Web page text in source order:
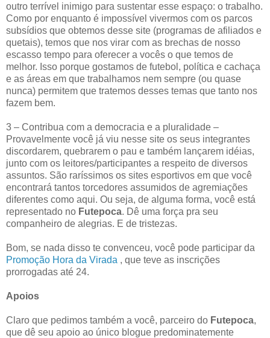
outro terrível inimigo para sustentar esse espaço: o trabalho.
Como por enquanto é impossível vivermos com os parcos
subsídios que obtemos desse site (programas de afiliados e
quetais), temos que nos virar com as brechas de nosso
escasso tempo para oferecer a vocês o que temos de
melhor. Isso porque gostamos de futebol, política e cachaça
e as áreas em que trabalhamos nem sempre (ou quase
nunca) permitem que tratemos desses temas que tanto nos
fazem bem.
3 – Contribua com a democracia e a pluralidade –
Provavelmente você já viu nesse site os seus integrantes
discordarem, quebrarem o pau e também lançarem idéias,
junto com os leitores/participantes a respeito de diversos
assuntos. São raríssimos os sites esportivos em que você
encontrará tantos torcedores assumidos de agremiações
diferentes como aqui. Ou seja, de alguma forma, você está
representado no Futepoca. Dê uma força pra seu
companheiro de alegrias. E de tristezas.
Bom, se nada disso te convenceu, você pode participar da
Promoção Hora da Virada , que teve as inscrições
prorrogadas até 24.
Apoios
Claro que pedimos também a você, parceiro do Futepoca,
que dê seu apoio ao único blogue predominatemente